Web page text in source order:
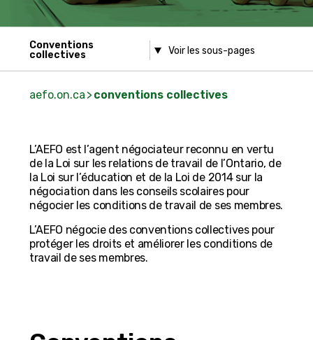
Conventions
collectives
aefo.on.ca conventions collectives
L’AEFO est l’agent négociateur reconnu en vertu
de la Loi sur les relations de travail de l’Ontario, de
la Loi sur l’éducation et de la Loi de 2014 sur la
négociation dans les conseils scolaires pour
négocier les conditions de travail de ses membres.
L’AEFO négocie des conventions collectives pour
protéger les droits et améliorer les conditions de
travail de ses membres.